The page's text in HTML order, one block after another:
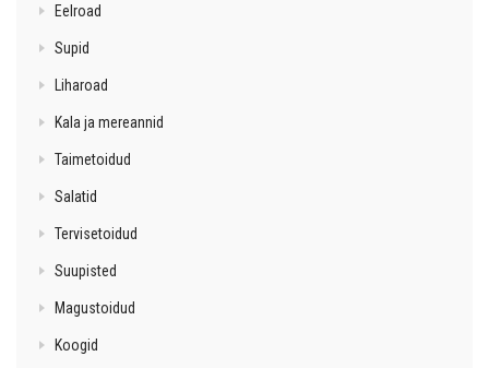
Eelroad
Supid
Liharoad
Kala ja mereannid
Taimetoidud
Salatid
Tervisetoidud
Suupisted
Magustoidud
Koogid